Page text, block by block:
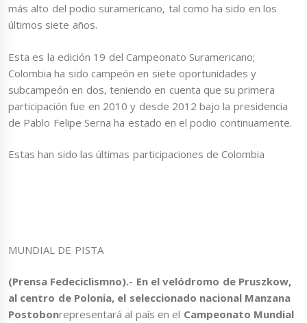
más alto del podio suramericano, tal como ha sido en los
últimos siete años.
Esta es la edición 19 del Campeonato Suramericano;
Colombia ha sido campeón en siete oportunidades y
subcampeón en dos, teniendo en cuenta que su primera
participación fue en 2010 y desde 2012 bajo la presidencia
de Pablo Felipe Serna ha estado en el podio continuamente.
Estas han sido las últimas participaciones de Colombia
MUNDIAL DE PISTA
(Prensa Fedeciclismno).- En el velódromo de Pruszkow,
al centro de Polonia, el seleccionado nacional Manzana
Postobonrepresentará al país en el Campeonato Mundial